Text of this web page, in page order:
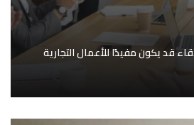
قد يكون مفيدًا للأعمال التجارية